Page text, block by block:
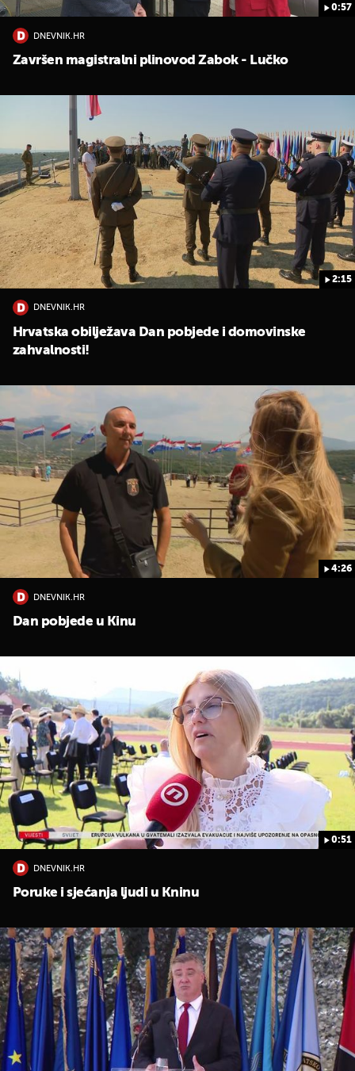
0:57
DNEVNIK.HR
Završen magistralni plinovod Zabok - Lučko
2:15
DNEVNIK.HR
Hrvatska obilježava Dan pobjede i domovinske
zahvalnosti!
4:26
DNEVNIK.HR
Dan pobjede u Kinu
0:51
DNEVNIK.HR
Poruke i sjećanja ljudi u Kninu